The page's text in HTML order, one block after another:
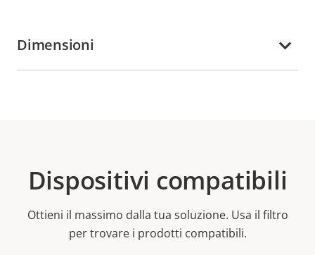
Dimensioni
Dispositivi compatibili
Ottieni il massimo dalla tua soluzione. Usa il filtro
per trovare i prodotti compatibili.